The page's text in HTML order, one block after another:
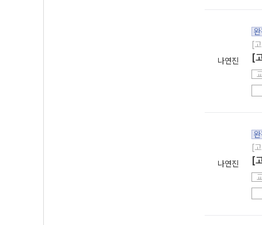
나연진
[
[
나연진
[
[